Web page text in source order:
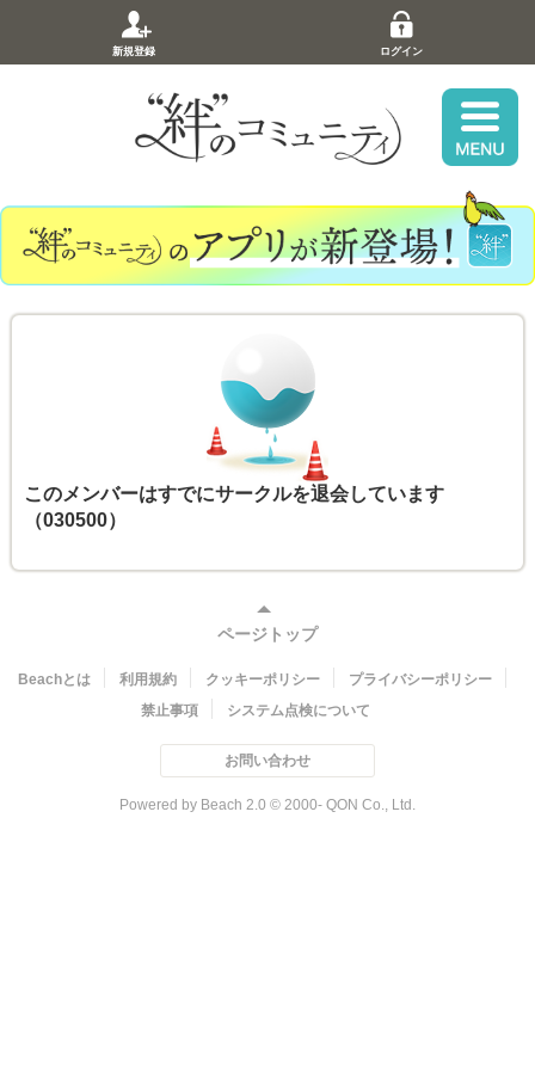
新規登録 ログイン
このメンバーはすでにサークルを退会しています
（030500）
ページトップ
Beachとは 利用規約 クッキーポリシー
プライバシーポリシー
禁止事項
システム点検について
お問い合わせ
Powered by Beach 2.0 © 2000- QON Co., Ltd.